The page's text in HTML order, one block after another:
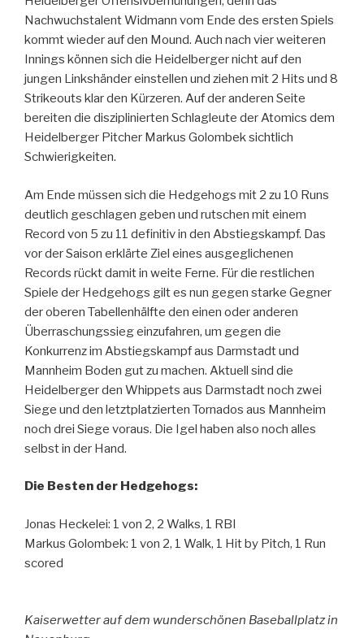
Nachwuchstalent Widmann vom Ende des ersten Spiels
kommt wieder auf den Mound. Auch nach vier weiteren
Innings können sich die Heidelberger nicht auf den
jungen Linkshänder einstellen und ziehen mit 2 Hits und 8
Strikeouts klar den Kürzeren. Auf der anderen Seite
bereiten die disziplinierten Schlagleute der Atomics dem
Heidelberger Pitcher Markus Golombek sichtlich
Schwierigkeiten.
Am Ende müssen sich die Hedgehogs mit 2 zu 10 Runs
deutlich geschlagen geben und rutschen mit einem
Record von 5 zu 11 definitiv in den Abstiegskampf. Das
vor der Saison erklärte Ziel eines ausgeglichenen
Records rückt damit in weite Ferne. Für die restlichen
Spiele der Hedgehogs gilt es nun gegen starke Gegner
der oberen Tabellenhälfte den einen oder anderen
Überraschungssieg einzufahren, um gegen die
Konkurrenz im Abstiegskampf aus Darmstadt und
Mannheim Boden gut zu machen. Aktuell sind die
Heidelberger den Whippets aus Darmstadt noch zwei
Siege und den letztplatzierten Tornados aus Mannheim
noch drei Siege voraus. Die Igel haben also noch alles
selbst in der Hand.
Die Besten der Hedgehogs:
Jonas Heckelei: 1 von 2, 2 Walks, 1 RBI
Markus Golombek: 1 von 2, 1 Walk, 1 Hit by Pitch, 1 Run
scored
Kaiserwetter auf dem wunderschönen Baseballplatz in